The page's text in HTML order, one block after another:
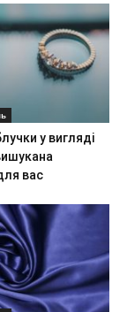
у вигляді
вас